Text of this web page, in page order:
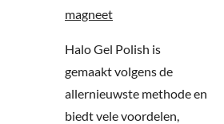
magneet
Halo Gel Polish is
gemaakt volgens de
allernieuwste methode en
biedt vele voordelen,